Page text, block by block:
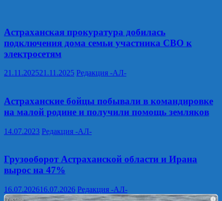
Астраханская прокуратура добилась
подключения дома семьи участника СВО к
электросетям
21.11.202521.11.2025 Редакция -АЛ-
Астраханские бойцы побывали в командировке
на малой родине и получили помощь земляков
14.07.2023 Редакция -АЛ-
Грузооборот Астраханской области и Ирана
вырос на 47%
16.07.202616.07.2026 Редакция -АЛ-
i